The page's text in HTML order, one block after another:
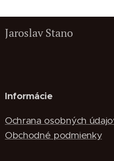
Jaroslav Stano
Informácie
Ochrana osobných
Obchodné podmienky